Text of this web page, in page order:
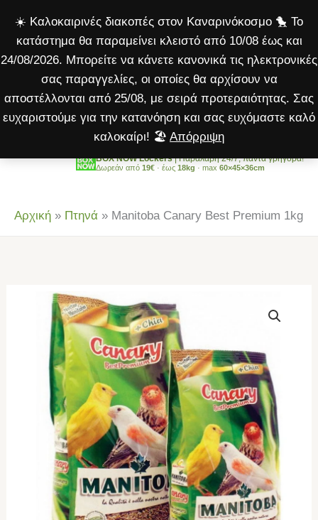
☀️ Καλοκαιρινές διακοπές στον Καναρινόκοσμο 🐤 Το
κατάστημα θα παραμείνει κλειστό από 10/08 έως και
24/08/2026. Μπορείτε να κάνετε κανονικά τις ηλεκτρονικές
σας παραγγελίες, οι οποίες θα αρχίσουν να
αποστέλλονται από 25/08, με σειρά προτεραιότητας. Σας
ευχαριστούμε για την κατανόηση και σας ευχόμαστε καλό
καλοκαίρι! 🏖️ Απόρριψη
στο
περιεχόμενο
BOX NOW Lockers| Παραλαβή 24/7, πάντα γρήγορα!
Δωρεάν από 19€ · έως 18kg · max 60×45×36cm
Αρχική » Πτηνά » Manitoba Canary Best Premium 1kg
Manitoba
Canary
Premium
ποσότητα
Premium
1kg
ποσότητα